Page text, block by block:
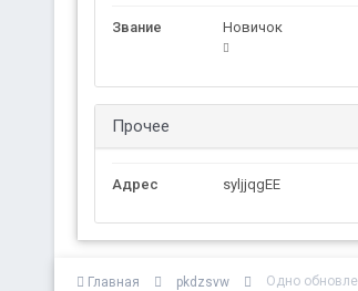
Звание Новичок
Прочее
Адрес syljjqgEE
Главная pkdzsvw Одно